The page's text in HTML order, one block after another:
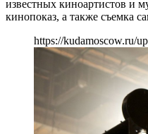
известных киноартистов и
кинопоказ, а также съемка
https://kudamoscow.ru/